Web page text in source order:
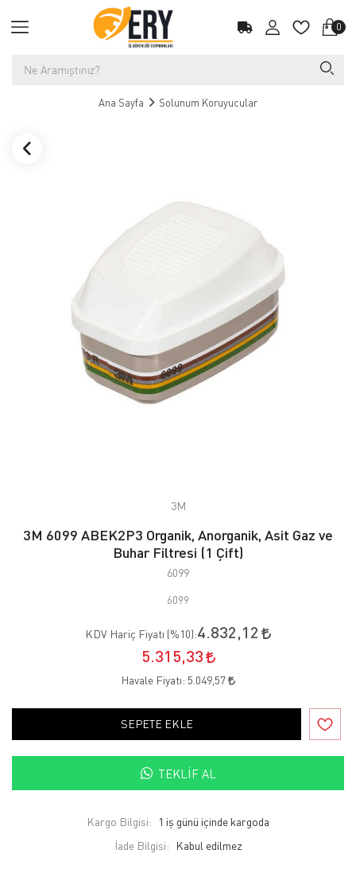
0
Ana Sayfa Solunum Koruyucular
3M
3M 6099 ABEK2P3 Organik, Anorganik, Asit Gaz ve
Buhar Filtresi (1 Çift)
6099
6099
KDV Hariç Fiyatı (%10):4.832,12
5.315,33
Havale Fiyatı: 5.049,57
SEPETE EKLE
TEKLIF AL
Kargo Bilgisi:
1 iş günü içinde kargoda
İade Bilgisi: